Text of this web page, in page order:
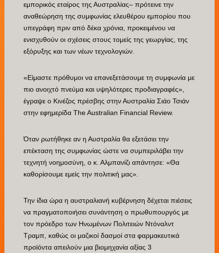
εμπορικός εταίρος της Αυστραλίας– πρότεινε την
αναθεώρηση της συμφωνίας ελευθέρου εμπορίου που
υπεγράφη πριν από δέκα χρόνια, προκειμένου να
ενισχυθούν οι σχέσεις στους τομείς της γεωργίας, της
εξόρυξης και των νέων τεχνολογιών.
«Είμαστε πρόθυμοι να επανεξετάσουμε τη συμφωνία με
πιο ανοιχτό πνεύμα και υψηλότερες προδιαγραφές»,
έγραψε ο Κινέζος πρέσβης στην Αυστραλία Σιάο Τσιάν
στην εφημερίδα The Australian Financial Review.
Όταν ρωτήθηκε αν η Αυστραλία θα εξετάσει την
επέκταση της συμφωνίας ώστε να συμπεριλάβει την
τεχνητή νοημοσύνη, ο κ. Αλμπανίζι απάντησε: «Θα
καθορίσουμε εμείς την πολιτική μας».
Την ίδια ώρα η αυστραλιανή κυβέρνηση δέχεται πιέσεις
να πραγματοποιήσει συνάντηση ο πρωθυπουργός με
τον πρόεδρο των Ηνωμένων Πολιτειών Ντόναλντ
Τραμπ, καθώς οι μαζικοί δασμοί στα φαρμακευτικά
προϊόντα απειλούν μια βιομηχανία αξίας 3